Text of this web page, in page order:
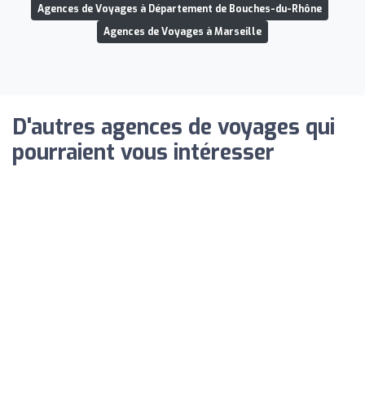
Agences de Voyages à Département de Bouches-du-Rhône
Agences de Voyages à Marseille
D'autres agences de voyages qui
pourraient vous intéresser